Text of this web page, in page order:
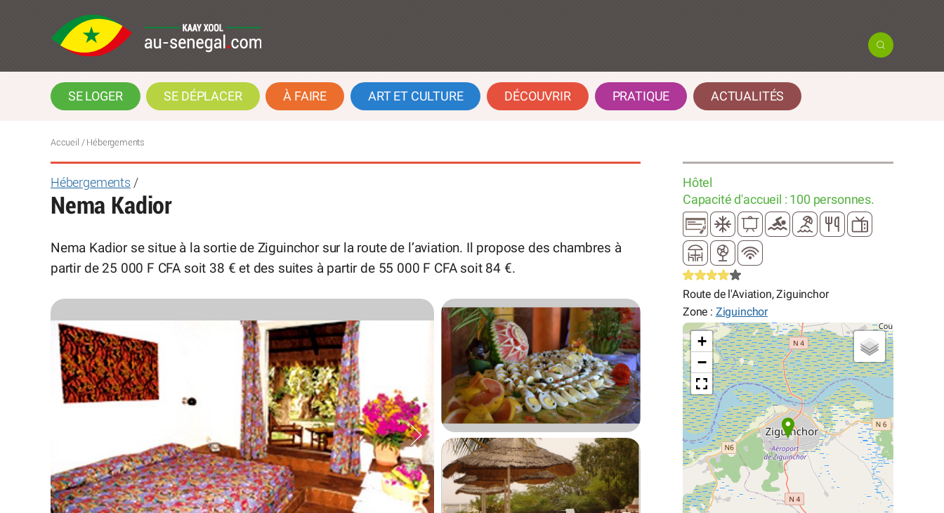
SE LOGER SE DÉPLACER À FAIRE ART ET CULTURE DÉCOUVRIR PRATIQUE ACTUALITÉS
Accueil / Hébergements
Hébergements /
Nema Kadior
Nema Kadior se situe à la sortie de Ziguinchor sur la route de l’aviation. Il propose des chambres à
partir de 25 000 F CFA soit 38 € et des suites à partir de 55 000 F CFA soit 84 €.
Hôtel
Capacité d'accueil : 100 personnes.
Route de l'Aviation, Ziguinchor
Zone : Ziguinchor
+
−